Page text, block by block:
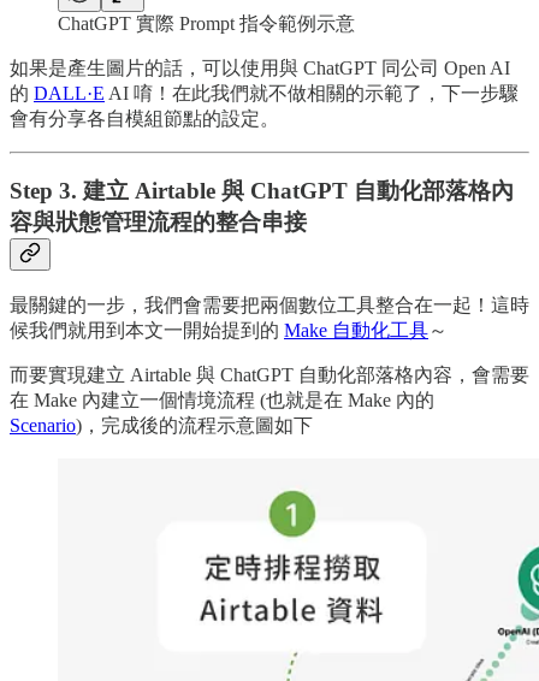
ChatGPT 實際 Prompt 指令範例示意
如果是產生圖片的話，可以使用與 ChatGPT 同公司 Open AI
的 DALL·E AI 唷！在此我們就不做相關的示範了，下一步驟
會有分享各自模組節點的設定。
Step 3. 建立 Airtable 與 ChatGPT 自動化部落格內
容與狀態管理流程的整合串接
最關鍵的一步，我們會需要把兩個數位工具整合在一起！這時
候我們就用到本文一開始提到的 Make 自動化工具～
而要實現建立 Airtable 與 ChatGPT 自動化部落格內容，會需要
在 Make 內建立一個情境流程 (也就是在 Make 內的
Scenario)，完成後的流程示意圖如下